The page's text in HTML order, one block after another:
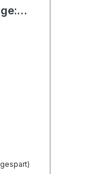
gespart)